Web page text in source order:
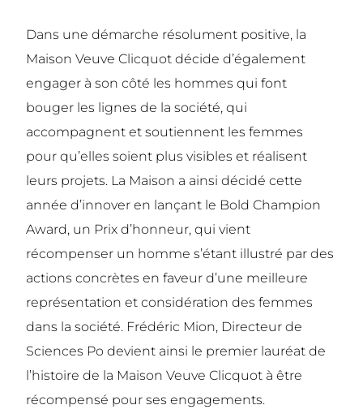
Dans une démarche résolument positive, la
Maison Veuve Clicquot décide d’également
engager à son côté les hommes qui font
bouger les lignes de la société, qui
accompagnent et soutiennent les femmes
pour qu’elles soient plus visibles et réalisent
leurs projets. La Maison a ainsi décidé cette
année d’innover en lançant le Bold Champion
Award, un Prix d’honneur, qui vient
récompenser un homme s’étant illustré par des
actions concrètes en faveur d’une meilleure
représentation et considération des femmes
dans la société. Frédéric Mion, Directeur de
Sciences Po devient ainsi le premier lauréat de
l’histoire de la Maison Veuve Clicquot à être
récompensé pour ses engagements.